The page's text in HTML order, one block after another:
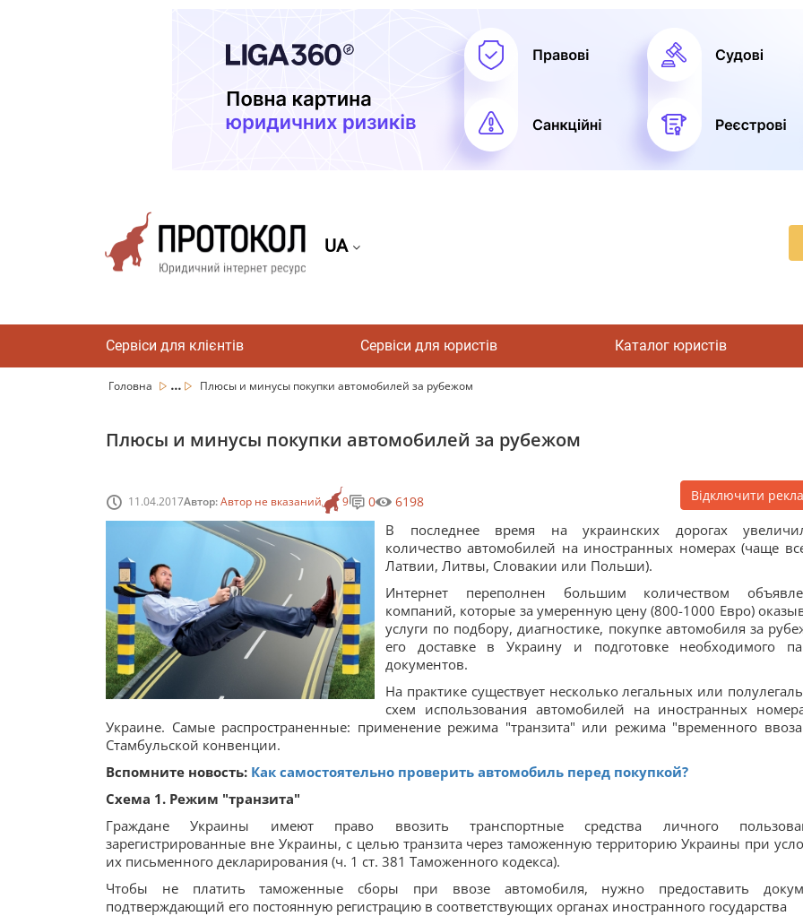
UA
Сервіси для клієнтів Сервіси для юристів Каталог юристів
Головна ... Плюсы и минусы покупки автомобилей за рубежом
Плюсы и минусы покупки автомобилей за рубежом
11.04.2017Автор:Автор не вказаний 9 0 6198 Відключити
В последнее время на украинских дорогах
количество автомобилей на иностранных номерах (чаще
Латвии, Литвы, Словакии или Польши).
Интернет переполнен большим количеством
компаний, которые за умеренную цену (800-1000 Евро)
услуги по подбору, диагностике, покупке автомобиля за
его доставке в Украину и подготовке необходимого
документов.
На практике существует несколько легальных или
схем использования автомобилей на иностранных
Украине. Самые распространенные: применение режима "транзита" или режима "временного
Стамбульской конвенции.
Вспомните новость: Как самостоятельно проверить автомобиль перед покупкой?
Схема 1. Режим "транзита"
Граждане Украины имеют право ввозить транспортные средства личного
зарегистрированные вне Украины, с целью транзита через таможенную территорию Украины при
их письменного декларирования (ч. 1 ст. 381 Таможенного кодекса).
Чтобы не платить таможенные сборы при ввозе автомобиля, нужно предоставить
подтверждающий его постоянную регистрацию в соответствующих органах иностранного государства